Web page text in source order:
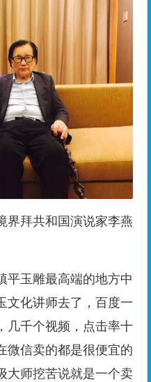
界拜共和国演说家李燕
平玉雕最高端的地方中
化讲师去了，百度一
千个视频，点击率十
微信卖的都是很便宜的
大师挖苦说就是一个卖
玉侠崔涛发誓说，老子
。